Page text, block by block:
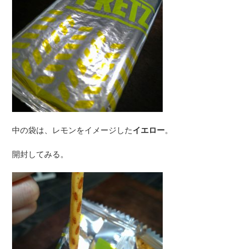
中の袋は、レモンをイメージしたイエロー。
開封してみる。